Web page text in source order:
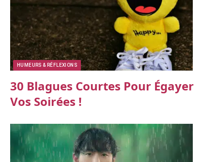
HUMEURS & RÉFLEXIONS
30 Blagues Courtes Pour Égayer
Vos Soirées !